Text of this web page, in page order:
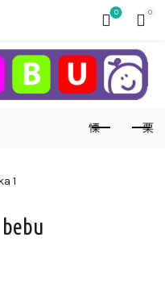
0 0